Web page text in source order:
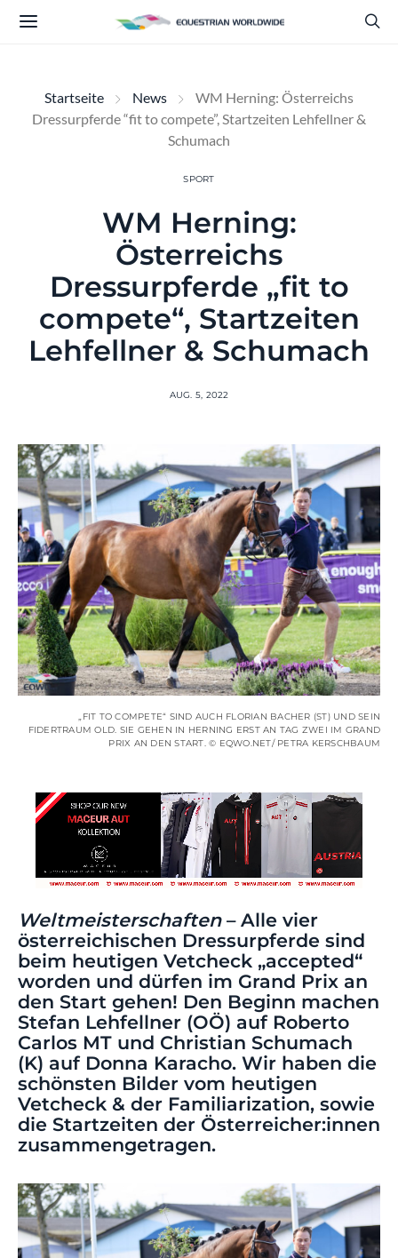
Startseite News
WM Herning: Österreichs
Dressurpferde “fit to compete”, Startzeiten Lehfellner &
Schumach
SPORT
WM Herning:
Österreichs
Dressurpferde „fit to
compete“, Startzeiten
Lehfellner & Schumach
AUG. 5, 2022
„FIT TO COMPETE“ SIND AUCH FLORIAN BACHER (ST) UND SEIN
FIDERTRAUM OLD. SIE GEHEN IN HERNING ERST AN TAG ZWEI IM GRAND
PRIX AN DEN START. © EQWO.NET/ PETRA KERSCHBAUM
Weltmeisterschaften– Alle vier
österreichischen Dressurpferde sind
beim heutigen Vetcheck „accepted“
worden und dürfen im Grand Prix an
den Start gehen! Den Beginn machen
Stefan Lehfellner (OÖ) auf Roberto
Carlos MT und Christian Schumach
(K) auf Donna Karacho. Wir haben die
schönsten Bilder vom heutigen
Vetcheck & der Familiarization, sowie
die Startzeiten der Österreicher:innen
zusammengetragen.